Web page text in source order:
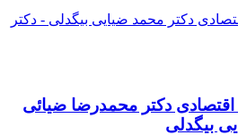
دکتر محمدرضا ضیائی
بیگدلی